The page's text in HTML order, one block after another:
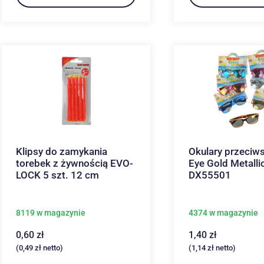
Klipsy do zamykania
torebek z żywnością EVO-
LOCK 5 szt. 12 cm
8119 w magazynie
0,60 zł
(0,49 zł netto)
Okulary
Eye Gold
DX55501
4374 w magazynie
1,40 zł
(1,14 złnetto)